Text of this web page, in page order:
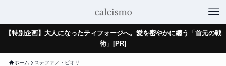
【特別企画】大人になったティフォージへ。愛を密やかに纏う「首元の戦
術」[PR]
ホーム ステファノ・ピオリ